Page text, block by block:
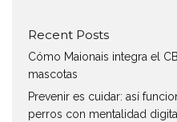
Recent Posts
Cómo Maionais integra el
mascotas
Prevenir es cuidar: así
perros con mentalidad